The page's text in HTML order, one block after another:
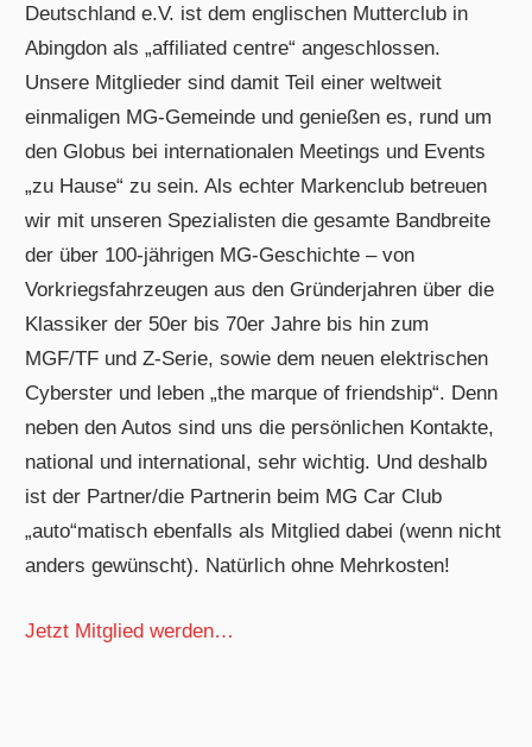
Deutschland e.V. ist dem englischen Mutterclub in
Abingdon als „affiliated centre“ angeschlossen.
Unsere Mitglieder sind damit Teil einer weltweit
einmaligen MG-Gemeinde und genießen es, rund um
den Globus bei internationalen Meetings und Events
„zu Hause“ zu sein. Als echter Markenclub betreuen
wir mit unseren Spezialisten die gesamte Bandbreite
der über 100-jährigen MG-Geschichte – von
Vorkriegsfahrzeugen aus den Gründerjahren über die
Klassiker der 50er bis 70er Jahre bis hin zum
MGF/TF und Z-Serie, sowie dem neuen elektrischen
Cyberster und leben „the marque of friendship“. Denn
neben den Autos sind uns die persönlichen Kontakte,
national und international, sehr wichtig. Und deshalb
ist der Partner/die Partnerin beim MG Car Club
„auto“matisch ebenfalls als Mitglied dabei (wenn nicht
anders gewünscht). Natürlich ohne Mehrkosten!
Jetzt Mitglied werden…